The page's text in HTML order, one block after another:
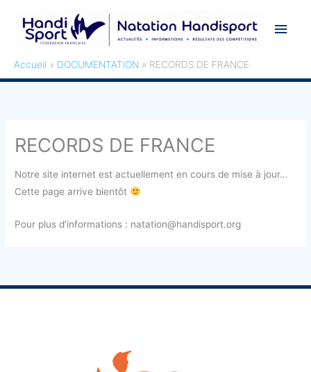
contenu
Accueil DOCUMENTATION RECORDS DE FRANCE
RECORDS DE FRANCE
Notre site internet est actuellement en cours de mise à jour…
Cette page arrive bientôt
Pour plus d’informations : natation@handisport.org